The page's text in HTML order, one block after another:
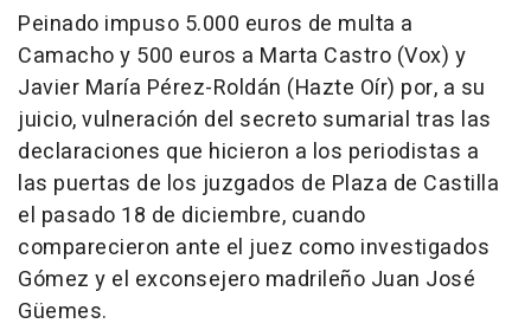
Peinado impuso 5.000 euros de multa a
Camacho y 500 euros a Marta Castro (Vox) y
Javier María Pérez-Roldán (Hazte Oír) por, a su
juicio, vulneración del secreto sumarial tras las
declaraciones que hicieron a los periodistas a
las puertas de los juzgados de Plaza de Castilla
el pasado 18 de diciembre, cuando
comparecieron ante el juez como investigados
Gómez y el exconsejero madrileño Juan José
Güemes.